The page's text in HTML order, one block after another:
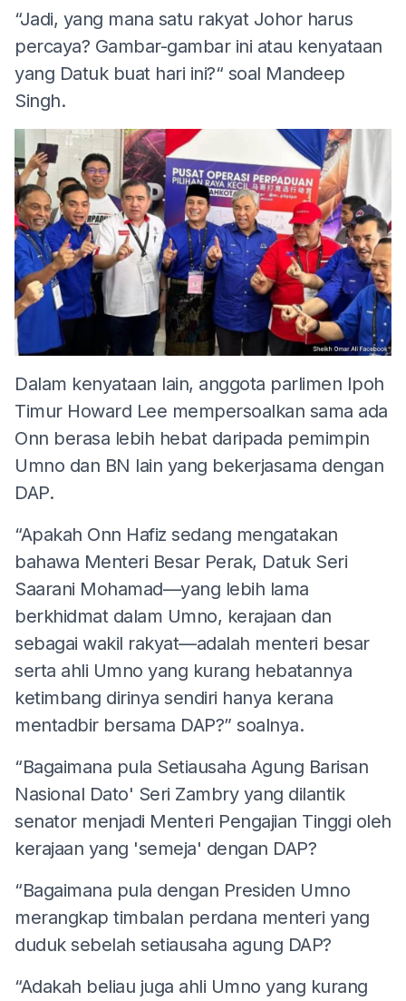
“Jadi, yang mana satu rakyat Johor harus
percaya? Gambar-gambar ini atau kenyataan
yang Datuk buat hari ini?“ soal Mandeep
Singh.
Dalam kenyataan lain, anggota parlimen Ipoh
Timur Howard Lee mempersoalkan sama ada
Onn berasa lebih hebat daripada pemimpin
Umno dan BN lain yang bekerjasama dengan
DAP.
“Apakah Onn Hafiz sedang mengatakan
bahawa Menteri Besar Perak, Datuk Seri
Saarani Mohamad—yang lebih lama
berkhidmat dalam Umno, kerajaan dan
sebagai wakil rakyat—adalah menteri besar
serta ahli Umno yang kurang hebatannya
ketimbang dirinya sendiri hanya kerana
mentadbir bersama DAP?” soalnya.
“Bagaimana pula Setiausaha Agung Barisan
Nasional Dato' Seri Zambry yang dilantik
senator menjadi Menteri Pengajian Tinggi oleh
kerajaan yang 'semeja' dengan DAP?
“Bagaimana pula dengan Presiden Umno
merangkap timbalan perdana menteri yang
duduk sebelah setiausaha agung DAP?
“Adakah beliau juga ahli Umno yang kurang